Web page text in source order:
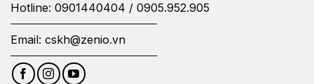
Hotline: 0901440404 / 0905.952.905
Email: cskh@zenio.vn